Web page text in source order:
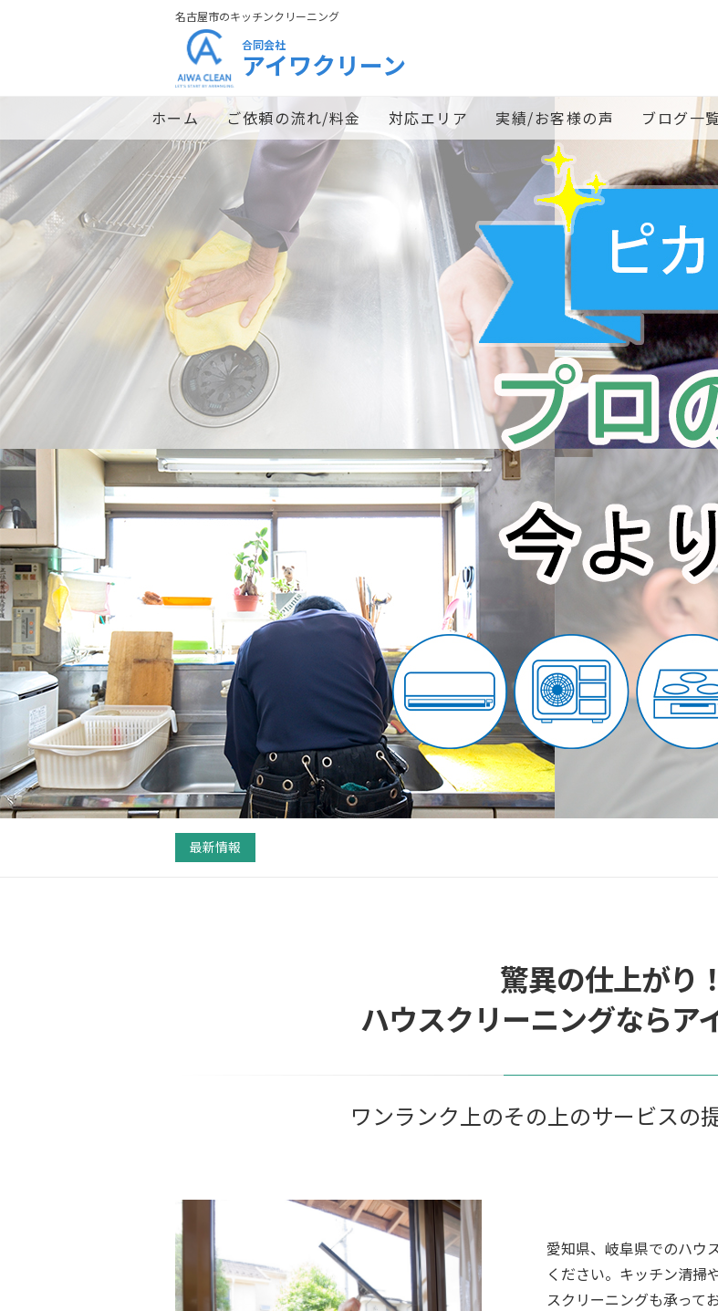
名古屋市のキッチンクリーニング
合同会社
アイワクリーン
ホーム ご依頼の流れ/料金 対応エリア 実績/お客様の声 ブログ一
最新情報
驚異の仕上がり！
ハウスクリーニングならア
ワンランク上のその上のサービスの
愛知県、岐阜県でのハウ
ください。キッチン清掃
スクリーニングも承って